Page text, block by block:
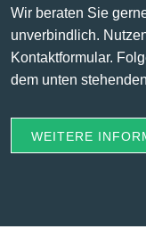
Wir beraten Sie
unverbindlich.
Kontaktformular.
dem unten
WEITERE